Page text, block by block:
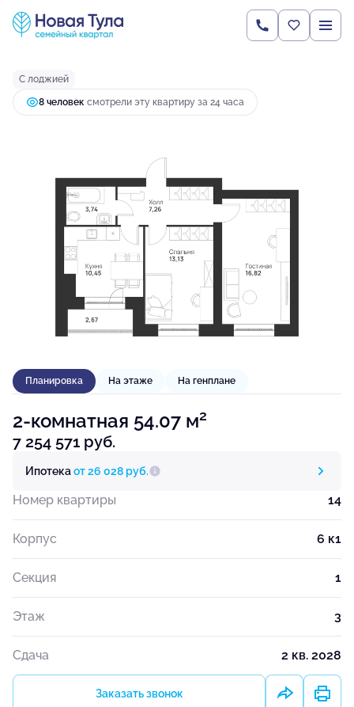
2-комнатная54.07 м 7 254 571 руб.
Ипотекаот 26 028 руб.
С лоджией
8 человек смотрели эту квартиру за 24 часа
Планировка На этаже На генплане
2-комнатная 54.07 м2
7 254 571 руб.
Ипотекаот 26 028 руб.
Номер квартиры 14
Корпус 6 к1
Секция 1
Этаж 3
Сдача 2 кв. 2028
Заказать звонок